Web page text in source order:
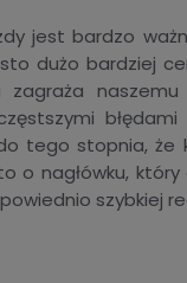
jest bardzo
dużo bardziej
zagraża
tego stopnia,
o nagłówku,
szybkiej